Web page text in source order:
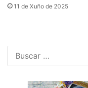
11 de Xuño de 2025